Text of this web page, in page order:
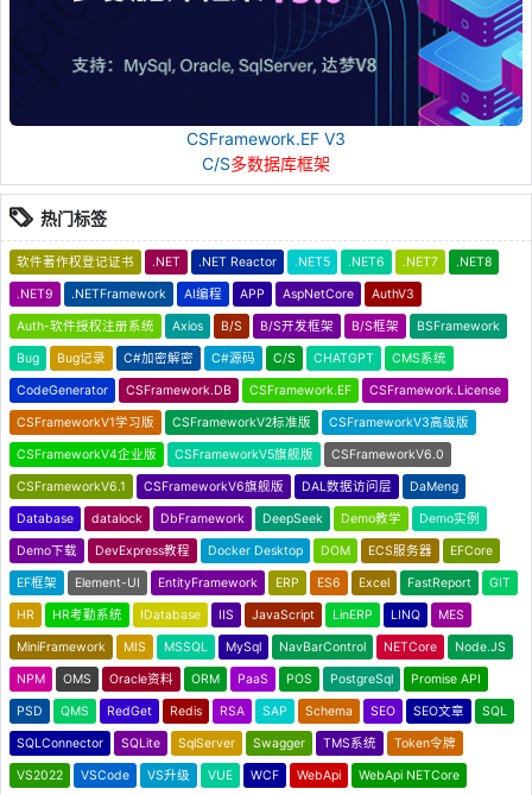
CSFramework.EF V3
C/S多数据库框架
热门标签
软件著作权登记证书 .NET .NET Reactor .NET5 .NET6 .NET7 .NET8
.NET9 .NETFramework AI编程 APP AspNetCore AuthV3
Auth-软件授权注册系统 Axios B/S B/S开发框架 B/S框架 BSFramework
Bug Bug记录 C#加密解密 C#源码 C/S CHATGPT CMS系统
CodeGenerator CSFramework.DB CSFramework.EF CSFramework.License
CSFrameworkV1学习版 CSFrameworkV2标准版 CSFrameworkV3高级版
CSFrameworkV4企业版 CSFrameworkV5旗舰版 CSFrameworkV6.0
CSFrameworkV6.1 CSFrameworkV6旗舰版 DAL数据访问层 DaMeng
Database datalock DbFramework DeepSeek Demo教学 Demo实例
Demo下载 DevExpress教程 Docker Desktop DOM ECS服务器 EFCore
EF框架 Element-UI EntityFramework ERP ES6 Excel FastReport GIT
HR HR考勤系统 IDatabase IIS JavaScript LinERP LINQ MES
MiniFramework MIS MSSQL MySql NavBarControl NETCore Node.JS
NPM OMS Oracle资料 ORM PaaS POS PostgreSql Promise API
PSD QMS RedGet Redis RSA SAP Schema SEO SEO文章 SQL
SQLConnector SQLite SqlServer Swagger TMS系统 Token令牌
VS2022 VSCode VS升级 VUE WCF WebApi WebApi NETCore